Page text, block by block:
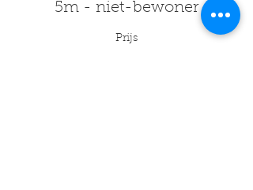
5m - niet-bewoner
Prijs